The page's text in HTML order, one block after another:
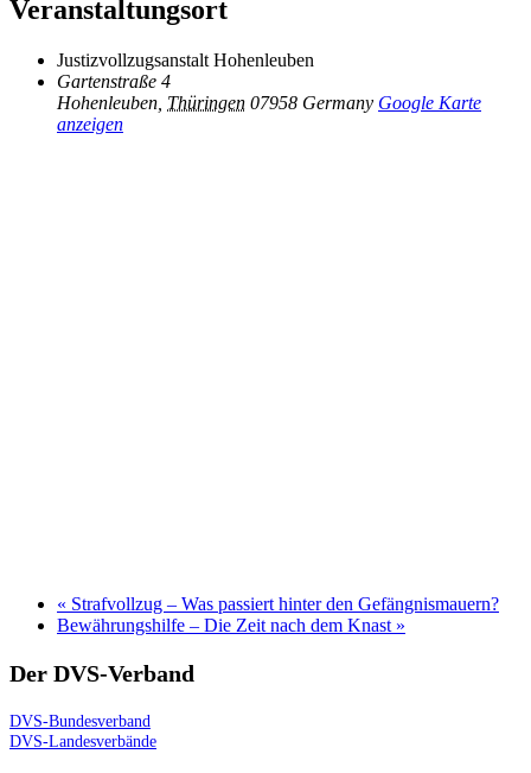
Veranstaltungsort
Justizvollzugsanstalt Hohenleuben
Gartenstraße 4
Hohenleuben Thüringen 07958 Germany Google Karte
anzeigen
« Strafvollzug – Was passiert hinter den Gefängnismauern?
Bewährungshilfe – Die Zeit nach dem Knast »
Der DVS-Verband
DVS-Bundesverband
DVS-Landesverbände